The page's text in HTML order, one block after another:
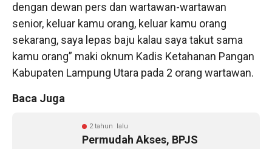
dengan dewan pers dan wartawan-wartawan
senior, keluar kamu orang, keluar kamu orang
sekarang, saya lepas baju kalau saya takut sama
kamu orang” maki oknum Kadis Ketahanan Pangan
Kabupaten Lampung Utara pada 2 orang wartawan.
Baca Juga
2 tahun lalu
Permudah Akses, BPJS